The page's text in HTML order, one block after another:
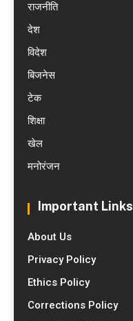
राजनीति
देश
विदेश
बिजनेस
टेक
शिक्षा
खेल
मनोरंजन
Important Links
About Us
Privacy Policy
Ethics Policy
Corrections Policy